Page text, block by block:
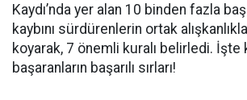
Kaydı’nda yer alan 10 binden fazla
kaybını sürdürenlerin ortak
koyarak, 7 önemli kuralı belirledi. İşte
başaranların başarılı sırları!